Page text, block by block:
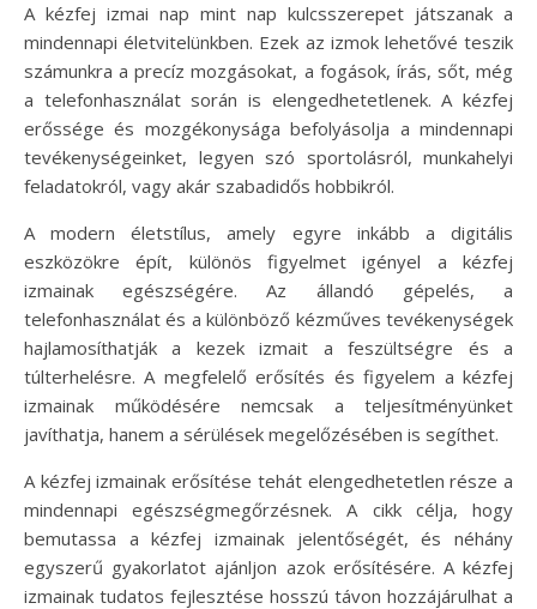
A kézfej izmai nap mint nap kulcsszerepet játszanak a
mindennapi életvitelünkben. Ezek az izmok lehetővé teszik
számunkra a precíz mozgásokat, a fogások, írás, sőt, még
a telefonhasználat során is elengedhetetlenek. A kézfej
erőssége és mozgékonysága befolyásolja a mindennapi
tevékenységeinket, legyen szó sportolásról, munkahelyi
feladatokról, vagy akár szabadidős hobbikról.
A modern életstílus, amely egyre inkább a digitális
eszközökre épít, különös figyelmet igényel a kézfej
izmainak egészségére. Az állandó gépelés, a
telefonhasználat és a különböző kézműves tevékenységek
hajlamosíthatják a kezek izmait a feszültségre és a
túlterhelésre. A megfelelő erősítés és figyelem a kézfej
izmainak működésére nemcsak a teljesítményünket
javíthatja, hanem a sérülések megelőzésében is segíthet.
A kézfej izmainak erősítése tehát elengedhetetlen része a
mindennapi egészségmegőrzésnek. A cikk célja, hogy
bemutassa a kézfej izmainak jelentőségét, és néhány
egyszerű gyakorlatot ajánljon azok erősítésére. A kézfej
izmainak tudatos fejlesztése hosszú távon hozzájárulhat a